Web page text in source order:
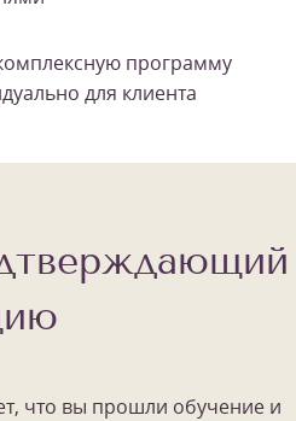
программу
для клиента
что вы прошли обучение и